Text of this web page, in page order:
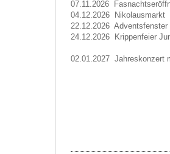
07.11.2026
04.12.2026 Nikolausmarkt
22.12.2026 Adventsfenster
24.12.2026 Krippenfeier
02.01.2027 Jahreskonzert